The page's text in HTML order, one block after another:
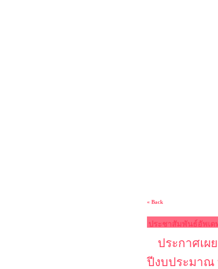
« Back
ประชาสัมพันธ์อัพเด
ประกาศเผ
ปีงบประมาณ